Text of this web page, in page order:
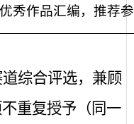
优秀作品汇编，推荐
综合评选，兼顾
重复授予（同一